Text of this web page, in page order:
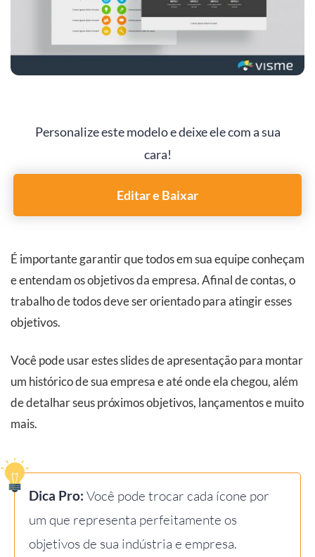
Personalize este modelo e deixe ele com a sua
cara!
Editar e Baixar
É importante garantir que todos em sua equipe conheçam
e entendam os objetivos da empresa. Afinal de contas, o
trabalho de todos deve ser orientado para atingir esses
objetivos.
Você pode usar estes slides de apresentação para montar
um histórico de sua empresa e até onde ela chegou, além
de detalhar seus próximos objetivos, lançamentos e muito
mais.
Dica Pro: Você pode trocar cada ícone por
um que representa perfeitamente os
objetivos de sua indústria e empresa.